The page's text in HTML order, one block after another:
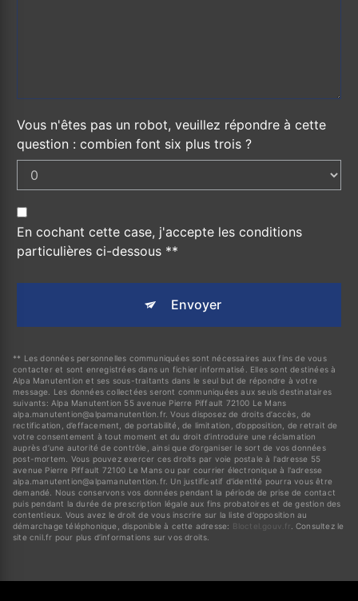
Vous n'êtes pas un robot, veuillez répondre à cette
question : combien font six plus trois ?
En cochant cette case, j'accepte les conditions
particulières ci-dessous **
Envoyer
** Les données personnelles communiquées sont nécessaires aux fins de vous
contacter et sont enregistrées dans un fichier informatisé. Elles sont destinées à
Alpa Manutention et ses sous-traitants dans le seul but de répondre à votre
message. Les données collectées seront communiquées aux seuls destinataires
suivants: Alpa Manutention 55 avenue Pierre Piffault 72100 Le Mans
alpa.manutention@alpamanutention.fr. Vous disposez de droits d’accès, de
rectification, d’effacement, de portabilité, de limitation, d’opposition, de retrait de
votre consentement à tout moment et du droit d’introduire une réclamation
auprès d’une autorité de contrôle, ainsi que d’organiser le sort de vos données
post-mortem. Vous pouvez exercer ces droits par voie postale à l'adresse 55
avenue Pierre Piffault 72100 Le Mans ou par courrier électronique à l'adresse
alpa.manutention@alpamanutention.fr. Un justificatif d'identité pourra vous être
demandé. Nous conservons vos données pendant la période de prise de contact
puis pendant la durée de prescription légale aux fins probatoires et de gestion des
contentieux. Vous avez le droit de vous inscrire sur la liste d'opposition au
démarchage téléphonique, disponible à cette adresse:
Bloctel.gouv.fr
. Consultez le
site cnil.fr pour plus d’informations sur vos droits.